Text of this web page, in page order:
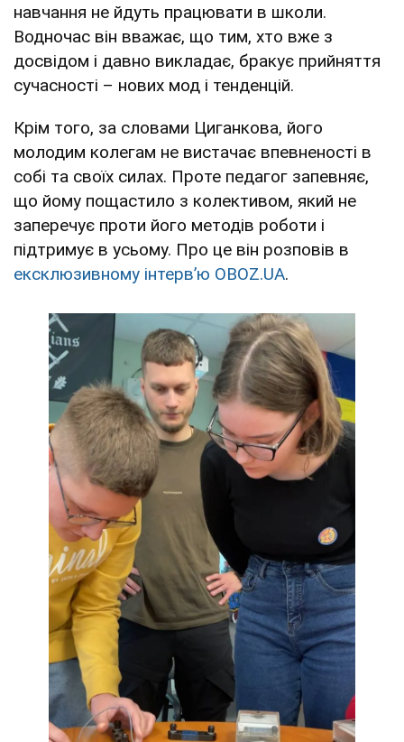
навчання не йдуть працювати в школи.
Водночас він вважає, що тим, хто вже з
досвідом і давно викладає, бракує прийняття
сучасності – нових мод і тенденцій.
Крім того, за словами Циганкова, його
молодим колегам не вистачає впевненості в
собі та своїх силах. Проте педагог запевняє,
що йому пощастило з колективом, який не
заперечує проти його методів роботи і
підтримує в усьому. Про це він розповів в
ексклюзивному інтервʼю OBOZ.UA.